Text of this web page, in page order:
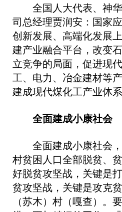
全国人大代表、神华
司总经理贾润安：国家
创新发展、高端化发展
建产业融合平台，改变
立竞争的局面，促进现
工、电力、冶金建材等
建成现代煤化工产业体系
全面建成小康社会
全面建成小康社会，
村贫困人口全部脱贫、
好脱贫攻坚战，关键是
贫攻坚战，关键是攻克
（苏木）村（嘎查）。